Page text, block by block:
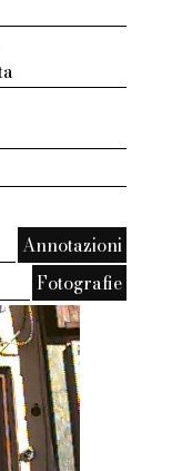
Annotazioni
Fotografie